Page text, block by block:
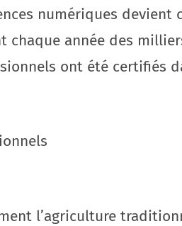
numériques
chaque année des
ont été certifiés
l’agriculture